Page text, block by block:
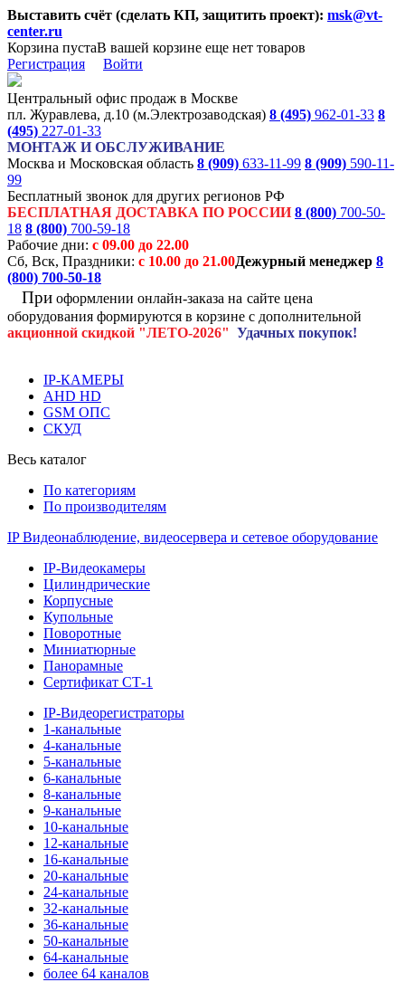
Выставить счёт (сделать КП, защитить проект): msk@vt-
center.ru
Корзина пустаВ вашей корзине еще нет товаров
Регистрация
Войти
Центральный офис продаж в Москве
пл. Журавлева, д.10 (м.Электрозаводская) 8 (495) 962-01-33 8
(495) 227-01-33
МОНТАЖ И ОБСЛУЖИВАНИЕ
Москва и Московская область 8 (909) 633-11-99 8 (909) 590-11-
99
Бесплатный звонок для других регионов РФ
БЕСПЛАТНАЯ ДОСТАВКА ПО РОССИИ 8 (800) 700-50-
18 8 (800) 700-59-18
Рабочие дни: с 09.00 до 22.00
Сб, Вск, Праздники: с 10.00 до 21.00Дежурный менеджер 8
(800) 700-50-18
При оформлении онлайн-заказа на сайте цена
оборудования формируются в корзине с дополнительной
акционной скидкой "ЛЕТО-2026" Удачных покупок!
IP-КАМЕРЫ
AHD HD
GSM ОПС
СКУД
Весь каталог
По категориям
По производителям
IP Видеонаблюдение, видеосервера и сетевое оборудование
IP-Видеокамеры
Цилиндрические
Корпусные
Купольные
Поворотные
Миниатюрные
Панорамные
Сертификат СТ-1
IP-Видеорегистраторы
1-канальные
4-канальные
5-канальные
6-канальные
8-канальные
9-канальные
10-канальные
12-канальные
16-канальные
20-канальные
24-канальные
32-канальные
36-канальные
50-канальные
64-канальные
более 64 каналов